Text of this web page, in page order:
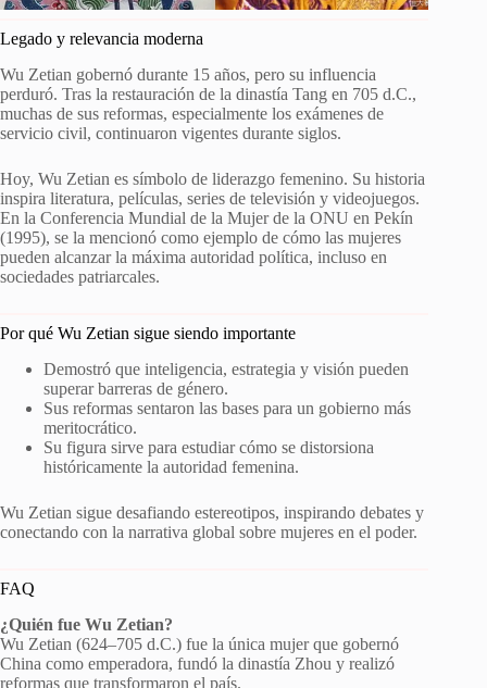
Legado y relevancia moderna
Wu Zetian gobernó durante 15 años, pero su influencia
perduró. Tras la restauración de la dinastía Tang en 705 d.C.,
muchas de sus reformas, especialmente los exámenes de
servicio civil, continuaron vigentes durante siglos.
Hoy, Wu Zetian es símbolo de liderazgo femenino. Su historia
inspira literatura, películas, series de televisión y videojuegos.
En la Conferencia Mundial de la Mujer de la ONU en Pekín
(1995), se la mencionó como ejemplo de cómo las mujeres
pueden alcanzar la máxima autoridad política, incluso en
sociedades patriarcales.
Por qué Wu Zetian sigue siendo importante
Demostró que inteligencia, estrategia y visión pueden
superar barreras de género.
Sus reformas sentaron las bases para un gobierno más
meritocrático.
Su figura sirve para estudiar cómo se distorsiona
históricamente la autoridad femenina.
Wu Zetian sigue desafiando estereotipos, inspirando debates y
conectando con la narrativa global sobre mujeres en el poder.
FAQ
¿Quién fue Wu Zetian?
Wu Zetian (624–705 d.C.) fue la única mujer que gobernó
China como emperadora, fundó la dinastía Zhou y realizó
reformas que transformaron el país.